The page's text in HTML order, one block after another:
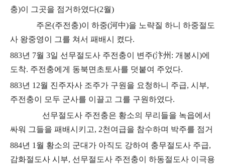
충)이 그곳을 점거하였다(2월)
주온(주전충)이 하중(河中)을 노략질 하니 하중절도
사 왕중영이 그를 쳐서 패배시 켰다.
883년 7월 3일 선무절도사 주전충이 변주(汴州 : 개봉시 )에
도착. 주전충에게 동북면초토사를 덧붙여 주었다.
883년 12월 진주자사 조주가 구원을 요청하니 주급, 시부,
주전충이 모두 군사를 이끌고 그를 구원하였다.
선무절도사 주전충은 황소의 무리들을 녹읍에서
싸워 그들을 패배시키고, 2천여급을 참수하며 박주를 점거
884년 1 월 황소의 군대가 아직도 강하여 충무절도사 주급,
감화절도사 시부, 선무절도사 주전충이 하동절도사 이극용